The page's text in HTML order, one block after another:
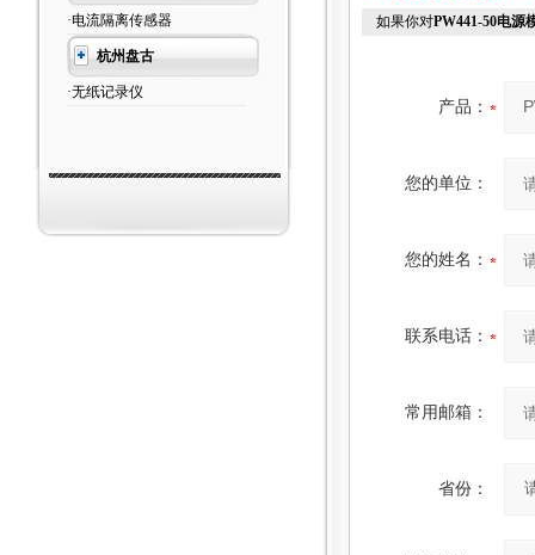
·电流隔离传感器
杭州盘古
·无纸记录仪
如果你对PW441-50电源
产品：
您的单位：
您的姓名：
联系电话：
常用邮箱：
省份：